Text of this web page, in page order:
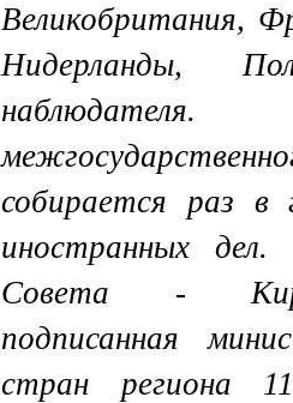
Великобритания,
Нидерланды,
собирается раз в
иностранных дел.
Совета -
подписанная
стран региона